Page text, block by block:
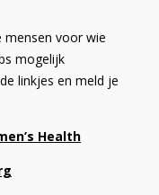
mensen voor wie
mogelijk
linkjes en meld je
Health